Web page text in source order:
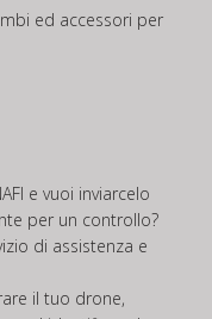
ed accessori per
e vuoi inviarcelo
per un controllo?
di assistenza e
il tuo drone,